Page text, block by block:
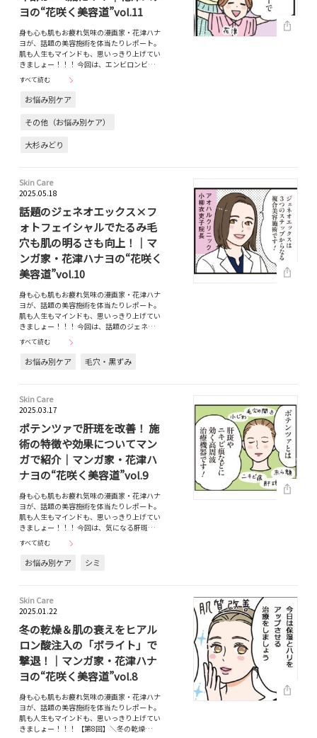
ヨの“花咲く美容道”vol.11
身も心も肌もお疲れ気味の漫画家・花津ハナ
ヨが、話題の美容施術を体当たりレポート。
肌も人生もマインドも、思いっきり上げてい
きましょー！！！ 今回は、エンビロンビ…
すべて読む
お悩み別ケア
その他（お悩み別ケア）
大杉みどり
Skin Care
2025.05.18
話題のジェネオエックス×フ
ォトフェイシャルでたるみ毛
穴も肌の明るさも向上！｜マ
ンガ家・花津ハナヨの“花咲く
美容道”vol.10
身も心も肌もお疲れ気味の漫画家・花津ハナ
ヨが、話題の美容施術を体当たりレポート。
肌も人生もマインドも、思いっきり上げてい
きましょー！！！ 今回は、話題のジェネ…
すべて読む
お悩み別ケア 毛穴・黒ずみ
Skin Care
2025.03.17
ポテンツァで肝斑を改善！ 施
術の特徴や効果についてマン
ガで紹介｜マンガ家・花津ハ
ナヨの“花咲く美容道”vol.9
身も心も肌もお疲れ気味の漫画家・花津ハナ
ヨが、話題の美容施術を体当たりレポート。
肌も人生もマインドも、思いっきり上げてい
きましょー！！！ 今回は、気になる肝斑…
すべて読む
お悩み別ケア シミ
Skin Care
2025.01.22
冬の乾燥＆肌の衰えをヒアル
ロン酸注入の「ボライト」で
撃退！｜マンガ家・花津ハナ
ヨの“花咲く美容道”vol.8
身も心も肌もお疲れ気味の漫画家・花津ハナ
ヨが、話題の美容施術を体当たりレポート。
肌も人生もマインドも、思いっきり上げてい
きましょー！！！ 【第8回】＼冬の乾燥…